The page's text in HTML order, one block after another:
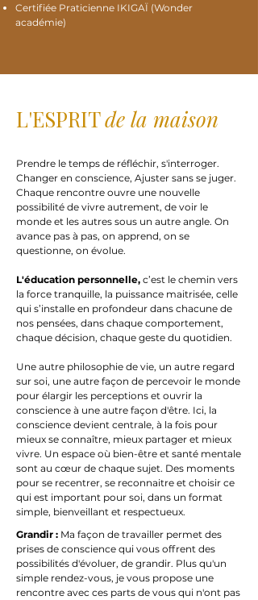
Certifiée Praticienne IKIGAÏ (Wonder
académie)
L'ESPRITde la maison
Prendre le temps de réfléchir, s'interroger.
Changer en conscience, Ajuster sans se juger.
Chaque rencontre ouvre une nouvelle
possibilité de vivre autrement, de voir le
monde et les autres sous un autre angle. On
avance pas à pas, on apprend, on se
questionne, on évolue.
L'éducation personnelle, c’est le chemin vers
la force tranquille, la puissance maitrisée, celle
qui s’installe en profondeur dans chacune de
nos pensées, dans chaque comportement,
chaque décision, chaque geste du quotidien.
Une autre philosophie de vie, un autre regard
sur soi, une autre façon de percevoir le monde
pour élargir les perceptions et ouvrir la
conscience à une autre façon d'être. Ici, la
conscience devient centrale, à la fois pour
mieux se connaître, mieux partager et mieux
vivre. Un espace où bien-être et santé mentale
sont au cœur de chaque sujet. Des moments
pour se recentrer, se reconnaitre et choisir ce
qui est important pour soi, dans un format
simple, bienveillant et respectueux.
Grandir : Ma façon de travailler permet des
prises de conscience qui vous offrent des
possibilités d'évoluer, de grandir. Plus qu'un
simple rendez-vous, je vous propose une
rencontre avec ces parts de vous qui n'ont pas